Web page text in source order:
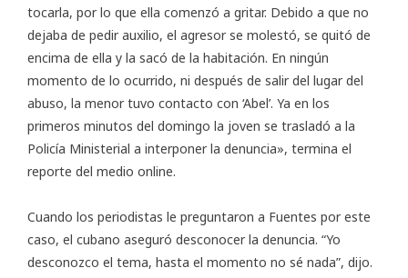
tocarla, por lo que ella comenzó a gritar. Debido a que no
dejaba de pedir auxilio, el agresor se molestó, se quitó de
encima de ella y la sacó de la habitación. En ningún
momento de lo ocurrido, ni después de salir del lugar del
abuso, la menor tuvo contacto con ‘Abel’. Ya en los
primeros minutos del domingo la joven se trasladó a la
Policía Ministerial a interponer la denuncia», termina el
reporte del medio online.
Cuando los periodistas le preguntaron a Fuentes por este
caso, el cubano aseguró desconocer la denuncia. “Yo
desconozco el tema, hasta el momento no sé nada”, dijo.